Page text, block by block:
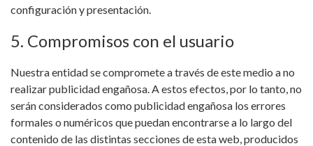
configuración y presentación.
5. Compromisos con el usuario
Nuestra entidad se compromete a través de este medio a no
realizar publicidad engañosa. A estos efectos, por lo tanto, no
serán considerados como publicidad engañosa los errores
formales o numéricos que puedan encontrarse a lo largo del
contenido de las distintas secciones de esta web, producidos